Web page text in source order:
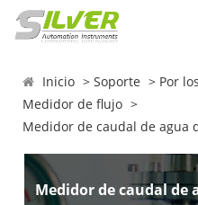
Inicio Soporte
Por
Medidor de flujo
Medidor de caudal de agua
Medidor de caudal de